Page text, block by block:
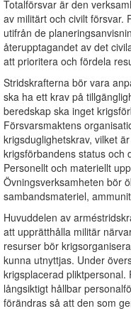
Totalförsvar är den
av militärt och civilt försvar.
utifrån de
återupptagandet av det
att prioritera och fördela
Stridskrafterna bör vara
ska ha ett krav på
beredskap ska inget
Försvarsmaktens
krigsduglighetskrav, vilket
krigsförbandens status och
Personellt och materiellt
Övningsverksamheten bör
sambandsmateriel,
Huvuddelen av
att upprätthålla militär
resurser bör
kunna utnyttjas. Under
krigsplacerad
långsiktigt hållbar
förändras så att den som